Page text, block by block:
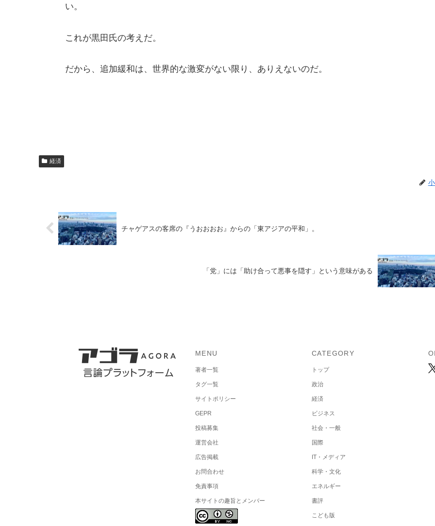
い。
これが黒田氏の考えだ。
だから、追加緩和は、世界的な激変がない限り、ありえないのだ。
経済
チャゲアスの客席の『うおおおお』からの「東アジアの平和」。
「党」には「助け合って悪事を隠す」という意味がある
MENU
著者一覧
タグ一覧
サイトポリシー
GEPR
投稿募集
運営会社
広告掲載
お問合わせ
免責事項
本サイトの趣旨とメンバー
CATEGORY
トップ
政治
経済
ビジネス
社会・一般
国際
IT・メディア
科学・文化
エネルギー
書評
こども版